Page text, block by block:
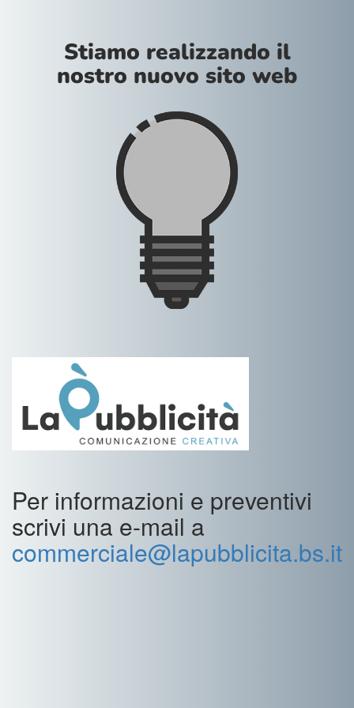
Stiamo realizzando il
nostro nuovo sito web
Per informazioni e preventivi
scrivi una e-mail a
commerciale@lapubblicita.bs.it